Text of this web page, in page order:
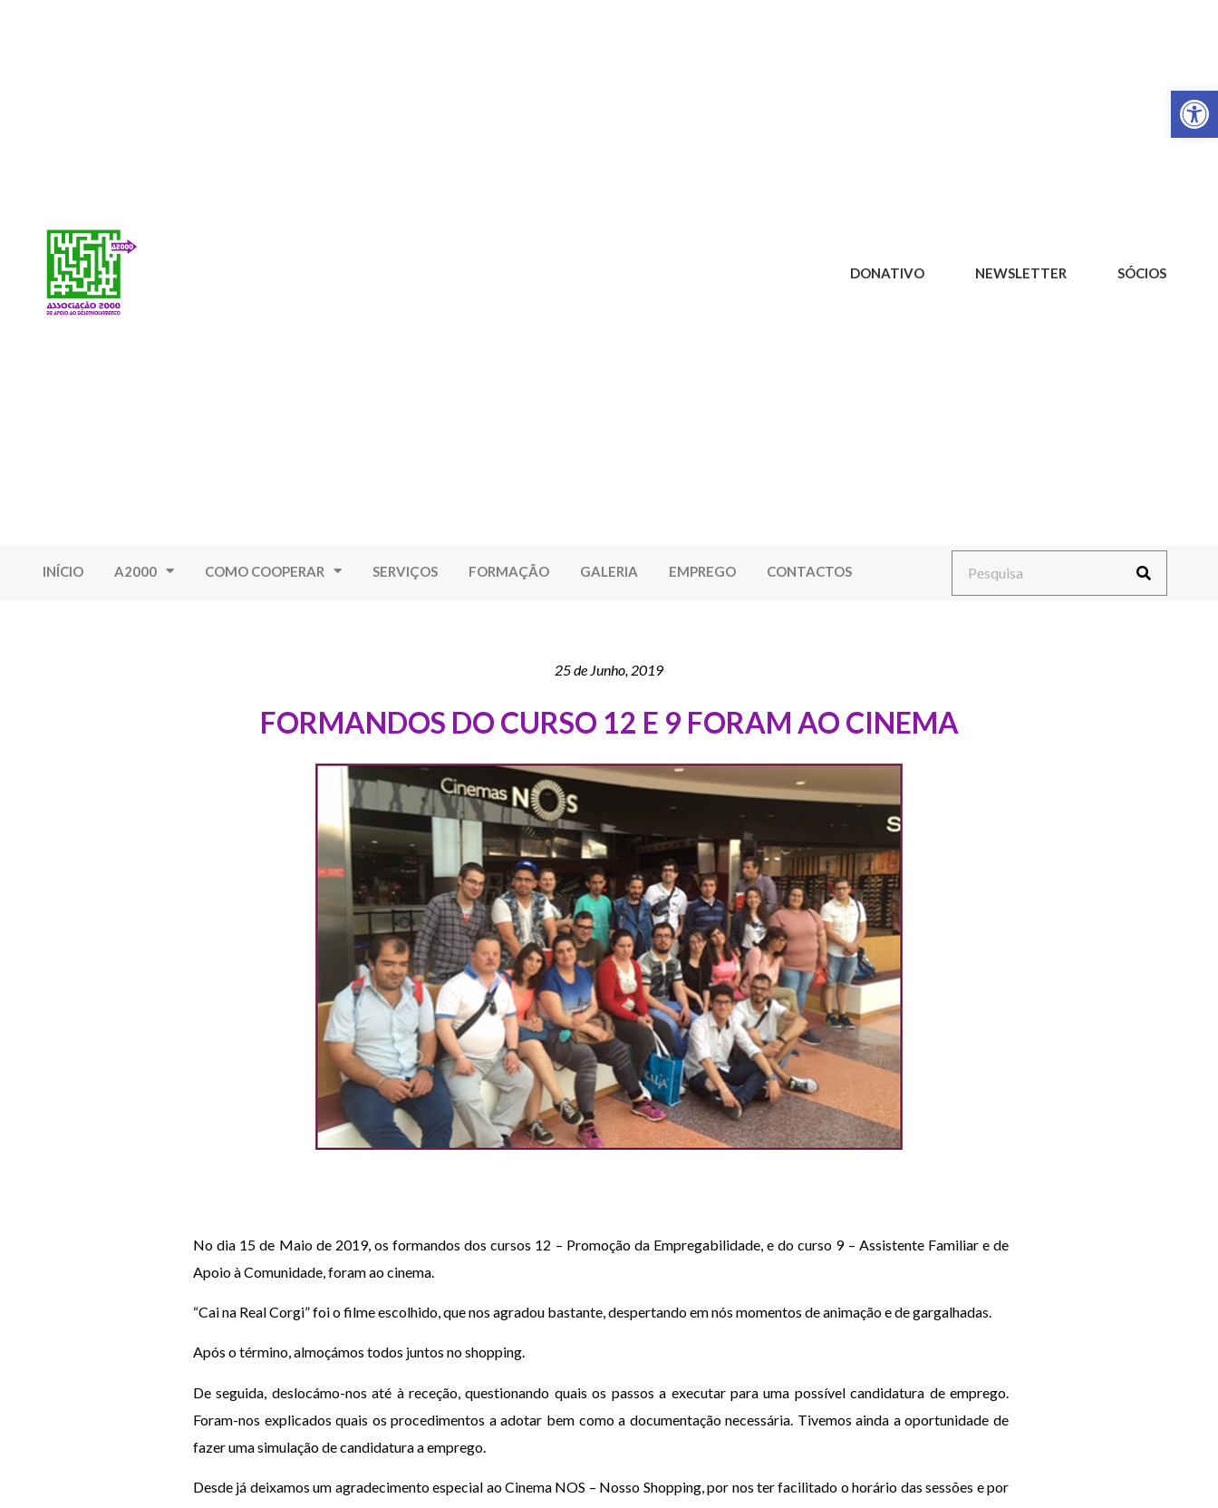
DONATIVO NEWSLETTER SÓCIOS
INÍCIO A2000 COMO COOPERAR SERVIÇOS FORMAÇÃO GALERIA EMPREGO CONTACTOS
25 de Junho, 2019
FORMANDOS DO CURSO 12 E 9 FORAM AO CINEMA
No dia 15 de Maio de 2019, os formandos dos cursos 12 – Promoção da Empregabilidade, e do curso 9 – Assistente Familiar e de
Apoio à Comunidade, foram ao cinema.
“Cai na Real Corgi” foi o filme escolhido, que nos agradou bastante, despertando em nós momentos de animação e de gargalhadas.
Após o término, almoçámos todos juntos no shopping.
De seguida, deslocámo-nos até à receção, questionando quais os passos a executar para uma possível candidatura de emprego.
Foram-nos explicados quais os procedimentos a adotar bem como a documentação necessária. Tivemos ainda a oportunidade de
fazer uma simulação de candidatura a emprego.
Desde já deixamos um agradecimento especial ao Cinema NOS – Nosso Shopping, por nos ter facilitado o horário das sessões e por